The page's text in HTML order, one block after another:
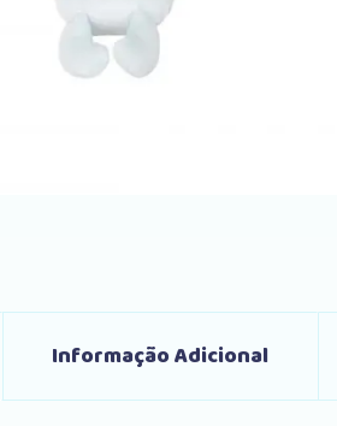
Informação Adicional